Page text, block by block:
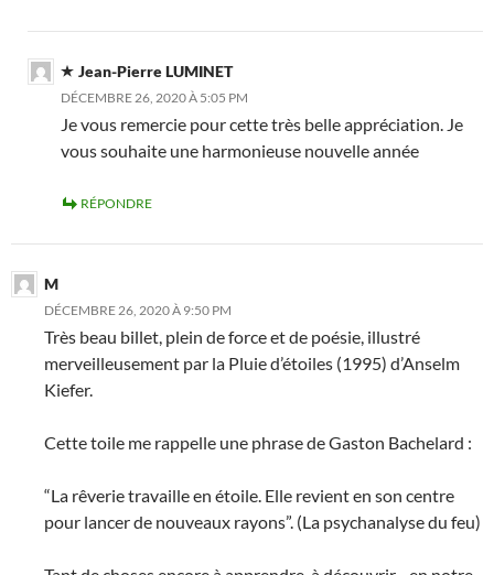
Jean-Pierre LUMINET
DÉCEMBRE 26, 2020 À 5:05 PM
Je vous remercie pour cette très belle appréciation. Je
vous souhaite une harmonieuse nouvelle année
RÉPONDRE
M
DÉCEMBRE 26, 2020 À 9:50 PM
Très beau billet, plein de force et de poésie, illustré
merveilleusement par la Pluie d’étoiles (1995) d’Anselm
Kiefer.
Cette toile me rappelle une phrase de Gaston Bachelard :
“La rêverie travaille en étoile. Elle revient en son centre
pour lancer de nouveaux rayons”. (La psychanalyse du feu)